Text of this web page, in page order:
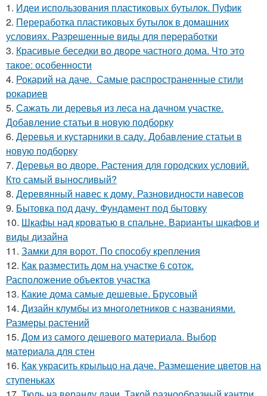
1. Идеи использования пластиковых бутылок. Пуфик
2. Переработка пластиковых бутылок в домашних
условиях. Разрешенные виды для переработки
3. Красивые беседки во дворе частного дома. Что это
такое: особенности
4. Рокарий на даче. Самые распространенные стили
рокариев
5. Сажать ли деревья из леса на дачном участке.
Добавление статьи в новую подборку
6. Деревья и кустарники в саду. Добавление статьи в
новую подборку
7. Деревья во дворе. Растения для городских условий.
Кто самый выносливый?
8. Деревянный навес к дому. Разновидности навесов
9. Бытовка под дачу. Фундамент под бытовку
10. Шкафы над кроватью в спальне. Варианты шкафов и
виды дизайна
11. Замки для ворот. По способу крепления
12. Как разместить дом на участке 6 соток.
Расположение объектов участка
13. Какие дома самые дешевые. Брусовый
14. Дизайн клумбы из многолетников с названиями.
Размеры растений
15. Дом из самого дешевого материала. Выбор
материала для стен
16. Как украсить крыльцо на даче. Размещение цветов на
ступеньках